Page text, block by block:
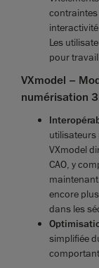
contraintes
Les
pour
VXmodel –
numérisation
utilisateurs
VXmodel
CAO, y
encore
dans les
simplifiée